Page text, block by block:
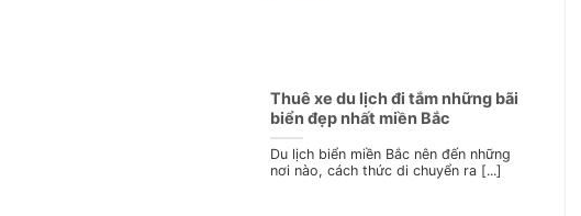
Thuê xe du lịch đi tắm những bãi
biển đẹp nhất miền Bắc
Du lịch biển miền Bắc nên đến những
nơi nào, cách thức di chuyển ra [...]